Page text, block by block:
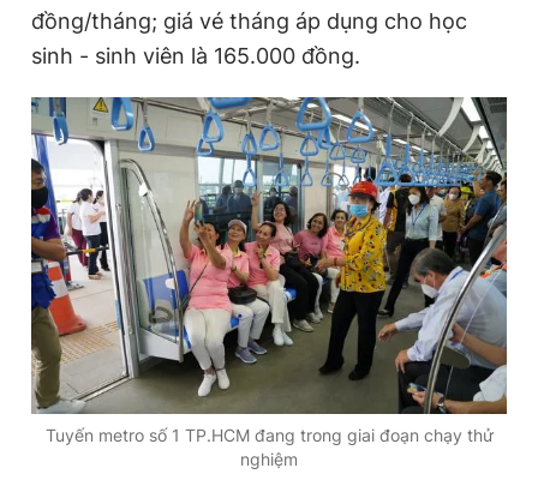
Đọc Thanh Niên trên điện thoại
Theo dõi báo trên
Hotline
0906 645 777
Liên hệ quảng cáo
0908 780 404
Đặt báo Quảng cáo RSS Tòa soạn Chính sách bảo
Tổng biên tập: Nguyễn Ngọc Toàn
Phó tổng biên tập thường trực: Hải Thành
Phó tổng biên tập: Lâm Hiếu Dũng
Phó tổng biên tập: Trần Việt Hưng
Tổng thư ký tòa soạn: Đức Trung
đồng/tháng; giá vé tháng áp dụng cho học
sinh - sinh viên là 165.000 đồng.
Tuyến metro số 1 TP.HCM đang trong giai đoạn chạy thử
nghiệm